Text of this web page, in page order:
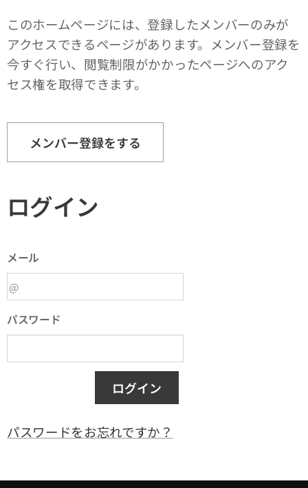
このホームページには、登録したメンバーのみが
アクセスできるページがあります。メンバー登録を
今すぐ行い、閲覧制限がかかったページへのアク
セス権を取得できます。
メンバー登録をする
ログイン
メール
パスワード
ログイン
パスワードをお忘れですか？